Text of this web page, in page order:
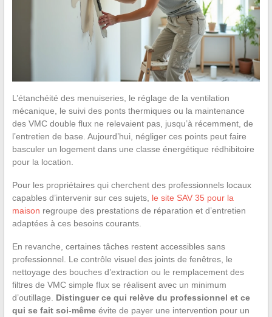
L’étanchéité des menuiseries, le réglage de la ventilation
mécanique, le suivi des ponts thermiques ou la maintenance
des VMC double flux ne relevaient pas, jusqu’à récemment, de
l’entretien de base. Aujourd’hui, négliger ces points peut faire
basculer un logement dans une classe énergétique rédhibitoire
pour la location.
Pour les propriétaires qui cherchent des professionnels locaux
capables d’intervenir sur ces sujets, le site SAV 35 pour la
maison regroupe des prestations de réparation et d’entretien
adaptées à ces besoins courants.
En revanche, certaines tâches restent accessibles sans
professionnel. Le contrôle visuel des joints de fenêtres, le
nettoyage des bouches d’extraction ou le remplacement des
filtres de VMC simple flux se réalisent avec un minimum
d’outillage. Distinguer ce qui relève du professionnel et ce
qui se fait soi-mêmeévite de payer une intervention pour un